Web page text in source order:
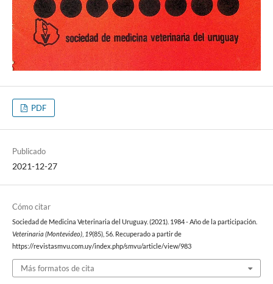
PDF
Publicado
2021-12-27
Cómo citar
Sociedad de Medicina Veterinaria del Uruguay. (2021). 1984 - Año de la participación.
Veterinaria (Montevideo), 19(85), 56. Recuperado a partir de
https://revistasmvu.com.uy/index.php/smvu/article/view/983
Más formatos de cita